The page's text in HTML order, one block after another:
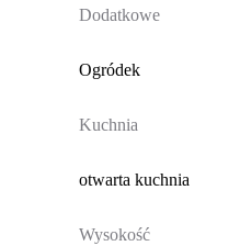
Dodatkowe
Ogródek
Kuchnia
otwarta kuchnia
Wysokość